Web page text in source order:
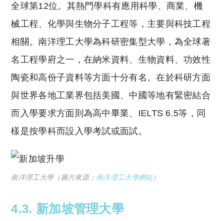
全球第12位。其熱門學科有應用科學、商業、機
械工程、化學與生物分子工程等，主要與科技工程
相關。南洋理工大學為科研密集型大學，為全球著
名工程學府之一，在納米資料、生物資料、功效性
陶瓷和高份子資料等方面十分有名。在於科研方面
與世界各地工業界包括美國、中國等地有緊密結合
而入學要求方面則為高中畢業、IELTS 6.5等，同
樣是按學科而設入學考試或面試。
南洋理工大學（圖片來源： 南洋理工大學網站）
4.3. 新加坡管理大學